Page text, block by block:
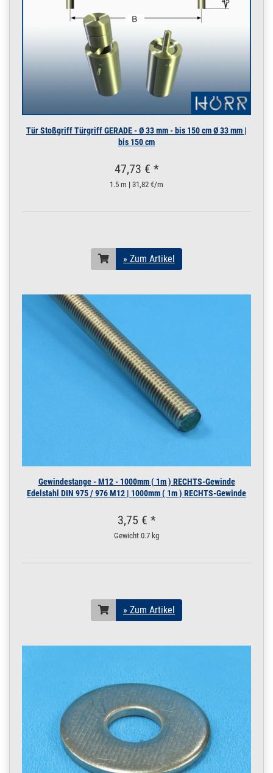
Tür Stoßgriff Türgriff GERADE - Ø 33 mm - bis 150 cm Ø 33 mm |
bis 150 cm
47,73 € *
1.5 m | 31,82 €/m
» Zum Artikel
Gewindestange - M12 - 1000mm ( 1m ) RECHTS-Gewinde
Edelstahl DIN 975 / 976 M12 | 1000mm ( 1m ) RECHTS-Gewinde
3,75 € *
Gewicht 0.7 kg
» Zum Artikel